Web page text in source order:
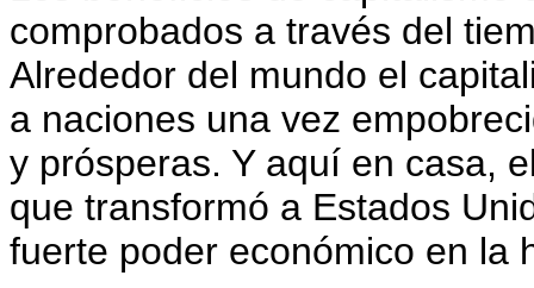
comprobados a través del
Alrededor del mundo el
a naciones una vez
y prósperas. Y aquí en casa,
que transformó a Estados
fuerte poder económico en la